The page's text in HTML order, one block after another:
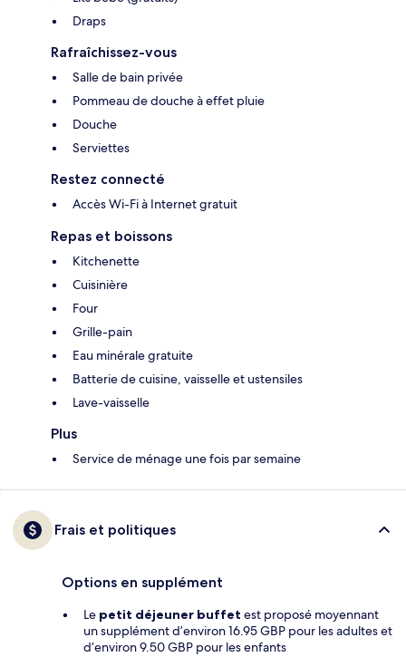
Draps
Rafraîchissez-vous
Salle de bain privée
Pommeau de douche à effet pluie
Douche
Serviettes
Restez connecté
Accès Wi-Fi à Internet gratuit
Repas et boissons
Kitchenette
Cuisinière
Four
Grille-pain
Eau minérale gratuite
Batterie de cuisine, vaisselle et ustensiles
Lave-vaisselle
Plus
Service de ménage une fois par semaine
Frais et politiques
Options en supplément
Le petit déjeuner buffet est proposé moyennant
un supplément d’environ 16.95 GBP pour les adultes et
d’environ 9.50 GBP pour les enfants